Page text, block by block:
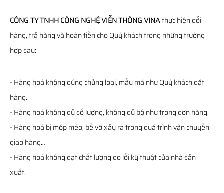
CÔNG TY TNHH CÔNG NGHỆ VIỄN THÔNG VINAthực hiện đổi
hàng, trả hàng và hoàn tiền cho Quý khách trong những trường
hợp sau:
- Hàng hoá không đúng chủng loại, mẫu mã như Quý khách đặt
hàng.
- Hàng hoá không đủ số lượng, không đủ bộ như trong đơn hàng.
- Hàng hoá bị móp méo, bể vỡ xảy ra trong quá trình vận chuyển
giao hàng…
- Hàng hoá không đạt chất lượng do lỗi kỹ thuật của nhà sản
xuất.